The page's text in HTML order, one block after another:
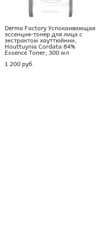
Derma Factory Успокаивающая
эссенция-тонер для лица с
экстрактом хауттюйнии,
Houttuynia Cordata 84%
Essence Toner, 300 мл
1 200 pуб.